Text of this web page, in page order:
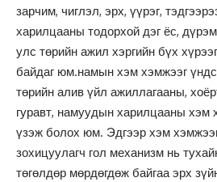
зарчим, чиглэл, эрх, үүрэг,
харилцааны тодорхой дэг ёс,
улс төрийн ажил хэргийн бүх
байдаг юм.намын хэм хэмжээг
төрийн алив үйл ажиллагааны,
гуравт, намуудын харилцааны хэм
үзэж болох юм. Эдгээр хэм
зохицуулагч гол механизм нь
төгөлдөр мөрдөгдөж байгаа эрх